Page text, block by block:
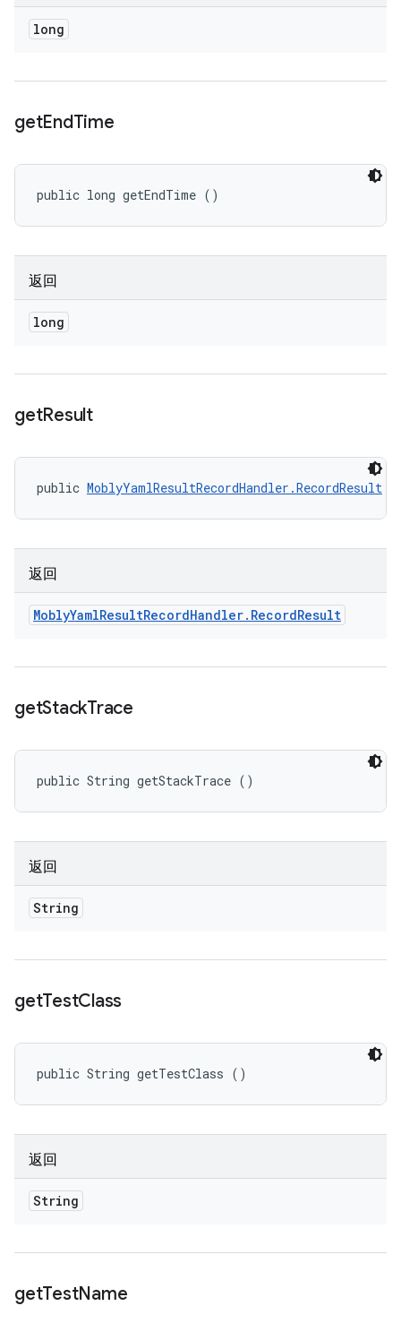
long
getEndTime
public long getEndTime ()
返回
long
getResult
public MoblyYamlResultRecordHandler.RecordResult
返回
MoblyYamlResultRecordHandler. RecordResult
getStackTrace
public String getStackTrace ()
返回
String
getTestClass
public String getTestClass ()
返回
String
getTestName